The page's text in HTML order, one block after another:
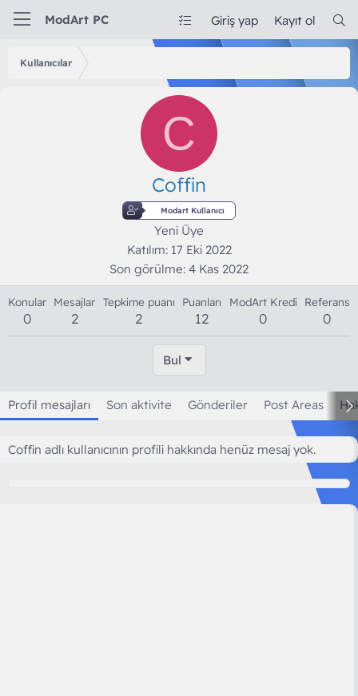
ModArt PC Giriş yap Kayıt ol
Kullanıcılar
C
Coffin
Modart Kullanıcı
Yeni Üye
Katılım 17 Eki 2022
Son görülme 4 Kas 2022
Konular
0
Mesajlar
2
Tepkime puanı
2
Puanları
12
ModArt Kredi
0
Referans
0
Bul
Profil mesajları Son aktivite Gönderiler Post Areas
Coffin adlı kullanıcının profili hakkında henüz mesaj yok.